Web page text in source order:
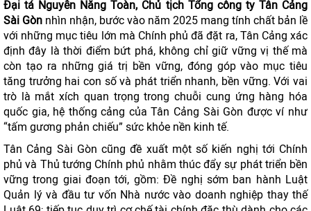
Đại tá Nguyễn Năng Toàn, Chủ tịch Tổng công ty Tân Cảng
Sài Gòn nhìn nhận, bước vào năm 2025 mang tính chất bản lề
với những mục tiêu lớn mà Chính phủ đã đặt ra, Tân Cảng xác
định đây là thời điểm bứt phá, không chỉ giữ vững vị thế mà
còn tạo ra những giá trị bền vững, đóng góp vào mục tiêu
tăng trưởng hai con số và phát triển nhanh, bền vững. Với vai
trò là mắt xích quan trọng trong chuỗi cung ứng hàng hóa
quốc gia, hệ thống cảng của Tân Cảng Sài Gòn được ví như
“tấm gương phản chiếu” sức khỏe nền kinh tế.
Tân Cảng Sài Gòn cũng đề xuất một số kiến nghị tới Chính
phủ và Thủ tướng Chính phủ nhằm thúc đẩy sự phát triển bền
vững trong giai đoạn tới, gồm: Đề nghị sớm ban hành Luật
Quản lý và đầu tư vốn Nhà nước vào doanh nghiệp thay thế